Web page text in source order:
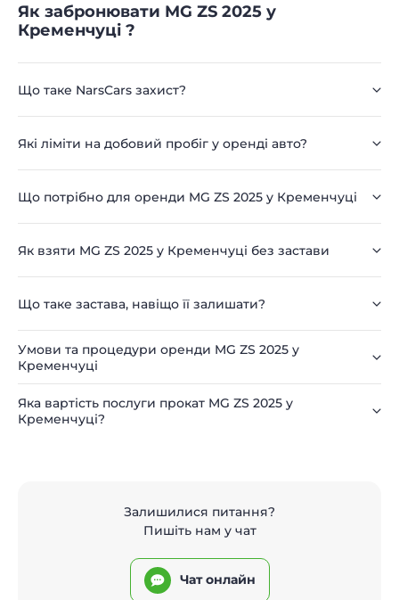
Як забронювати MG ZS 2025 у
Кременчуці ?
Що таке NarsCars захист?
Які ліміти на добовий пробіг у оренді авто?
Що потрібно для оренди MG ZS 2025 у Кременчуці
Як взяти MG ZS 2025 у Кременчуці без застави
Що таке застава, навіщо її залишати?
Умови та процедури оренди MG ZS 2025 у
Кременчуці
Яка вартість послуги прокат MG ZS 2025 у
Кременчуці?
Залишилися питання?
Пишіть нам у чат
Чат онлайн